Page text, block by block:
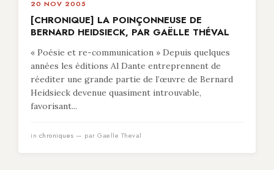
20 NOV 2005
[CHRONIQUE] LA POINÇONNEUSE DE
BERNARD HEIDSIECK, PAR GAËLLE THÉVAL
« Poésie et re-communication » Depuis quelques
années les éditions Al Dante entreprennent de
réediter une grande partie de l’œuvre de Bernard
Heidsieck devenue quasiment introuvable,
favorisant...
in chroniques — par Gaelle Theval